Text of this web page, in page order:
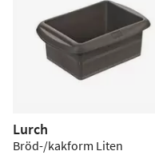
Lurch
Bröd-/kakform Liten